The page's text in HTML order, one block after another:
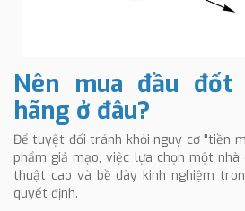
Nên mua đầu đốt
hãng ở đâu?
Để tuyệt đối tránh khỏi nguy cơ "tiền
phẩm giả mạo, việc lựa chọn một
thuật cao và bề dày kinh nghiệm
quyết định.